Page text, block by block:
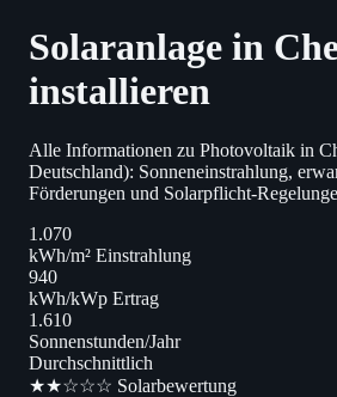
Solaranlage in
installieren
Alle Informationen zu Photovoltaik in
Deutschland): Sonneneinstrahlung,
Förderungen und Solarpflicht-
1.070
kWh/m² Einstrahlung
940
kWh/kWp Ertrag
1.610
Sonnenstunden/Jahr
Durchschnittlich
★★☆☆☆ Solarbewertung